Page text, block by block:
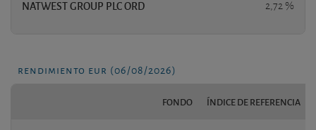
NATWEST GROUP PLC ORD 2,72 %
rendimiento eur (06/08/2026)
FONDO ÍNDICE DE REFERENCIA